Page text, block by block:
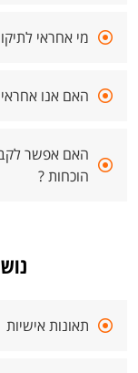
מי אחראי
האם אנו
האם אפשר
הוכחות ?
תאונות אישיות